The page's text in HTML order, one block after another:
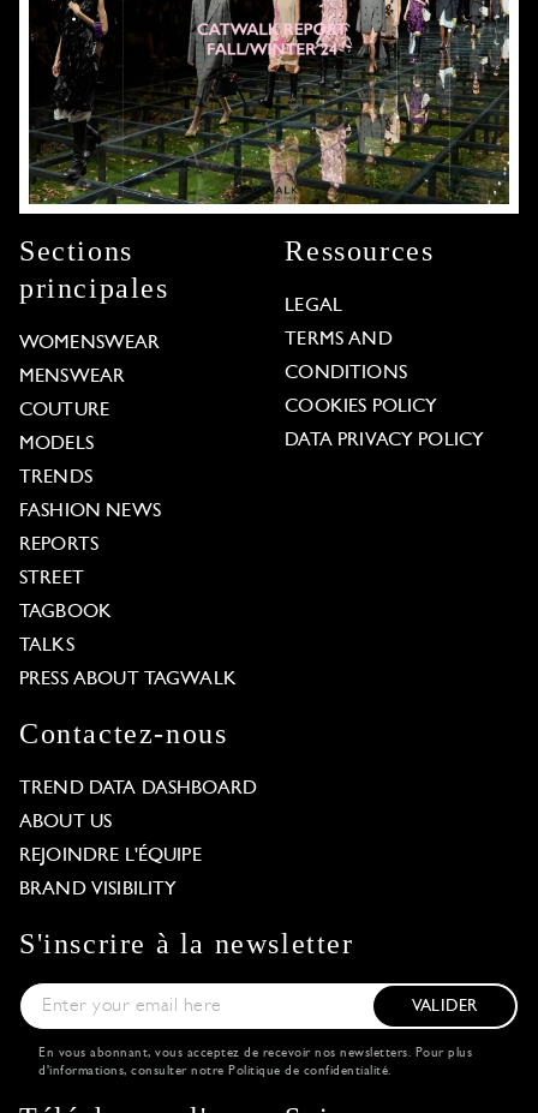
Sections
principales
WOMENSWEAR
MENSWEAR
COUTURE
MODELS
TRENDS
FASHION NEWS
REPORTS
STREET
TAGBOOK
TALKS
PRESS ABOUT TAGWALK
Ressources
LEGAL
TERMS AND
CONDITIONS
COOKIES POLICY
DATA PRIVACY POLICY
Contactez-nous
TREND DATA DASHBOARD
ABOUT US
REJOINDRE L'ÉQUIPE
BRAND VISIBILITY
S'inscrire à la newsletter
VALIDER
En vous abonnant, vous acceptez de recevoir nos newsletters. Pour plus
d'informations, consulter notre Politique de confidentialité.